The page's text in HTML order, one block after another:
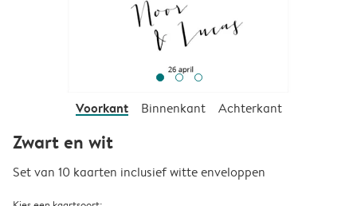
Voorkant Binnenkant Achterkant
Zwart en wit
Set van 10 kaarten inclusief witte enveloppen